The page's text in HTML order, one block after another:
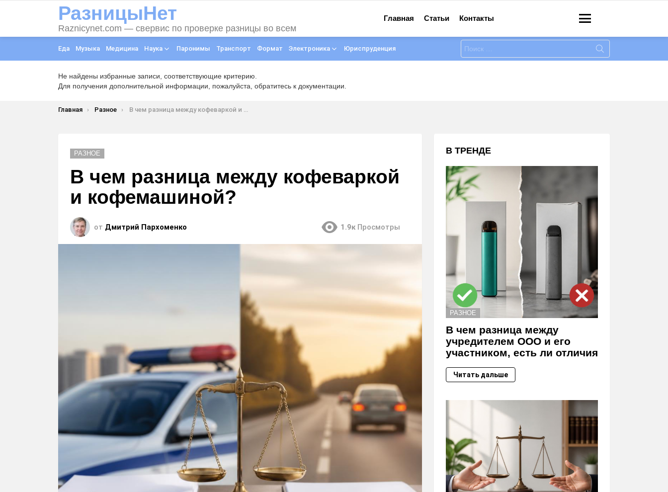
РазницыНет
Raznicynet.com — свервис по проверке разницы во всем
Главная Статьи Контакты
Еда Музыка Медицина Наука Паронимы Транспорт Формат Электроника Юриспруденция
Искать:
Не найдены избранные записи, соответствующие критерию.
Для получения дополнительной информации, пожалуйста, обратитесь к документации.
Вы здесь:
Главная Разное В чем разница между кофеваркой и кофемашиной?
РАЗНОЕ
В чем разница между кофеваркой
и кофемашиной?
от Дмитрий Пархоменко 1.9к Просмотры
В ТРЕНДЕ
РАЗНОЕ
В чем разница между
учредителем ООО и его
участником, есть ли отличия
Читать дальше